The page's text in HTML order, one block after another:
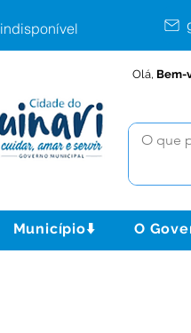
indisponível
Olá, Bem-
Município⬇️ O